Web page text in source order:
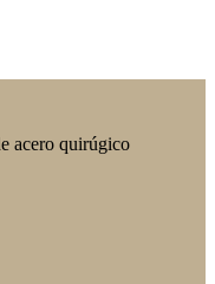
acero quirúgico